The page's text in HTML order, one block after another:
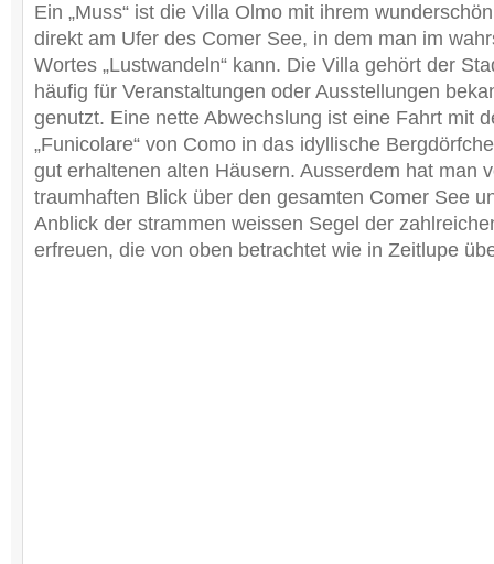
Ein „Muss“ ist die Villa Olmo mit ihrem
direkt am Ufer des Comer See, in dem man im
Wortes „Lustwandeln“ kann. Die Villa gehört der
häufig für Veranstaltungen oder Ausstellungen
genutzt. Eine nette Abwechslung ist eine Fahrt mit
„Funicolare“ von Como in das idyllische
gut erhaltenen alten Häusern. Ausserdem hat man
traumhaften Blick über den gesamten Comer See
Anblick der strammen weissen Segel der
erfreuen, die von oben betrachtet wie in Zeitlupe